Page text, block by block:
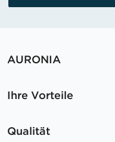
AURONIA
Ihre Vorteile
Qualität